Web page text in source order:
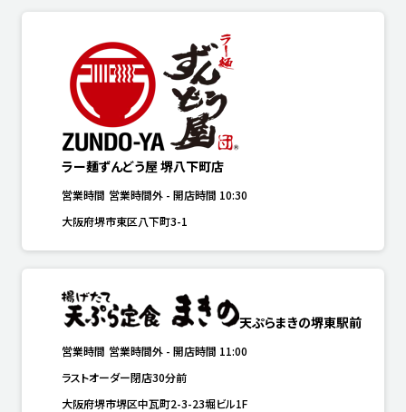
ラー麺ずんどう屋 堺八下町店
営業時間 営業時間外 - 開店時間 10:30
大阪府堺市東区八下町3-1
天ぷらまきの堺東駅前
営業時間 営業時間外 - 開店時間 11:00
ラストオーダー閉店30分前
大阪府堺市堺区中瓦町2-3-23堀ビル1F